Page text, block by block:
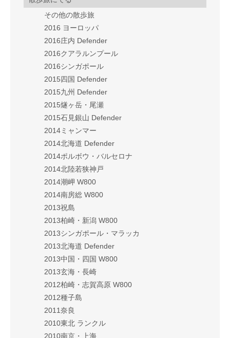
その他の散歩旅
2016 ヨーロッパ
2016庄内 Defender
2016クアラルンプール
2016シンガポール
2015四国 Defender
2015九州 Defender
2015燧ヶ岳・尾瀬
2015石見銀山 Defender
2014ミャンマー
2014北海道 Defender
2014ポルボウ・バルセロナ
2014北陸若狭神戸
2014潮岬 W800
2014南房総 W800
2013祝島
2013柏崎・新潟 W800
2013シンガポール・マラッカ
2013北海道 Defender
2013中国・四国 W800
2013玄海・長崎
2012柏崎・志賀高原 W800
2012種子島
2011奈良
2010東北 ランクル
2010南京・上海